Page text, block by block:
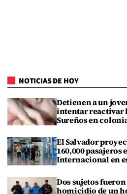
NOTICIAS DE HOY
Detienen a un
intentar reactivar
Sureños en
El Salvador
160,000 pasajeros
Internacional en
Dos sujetos
homicidio de un